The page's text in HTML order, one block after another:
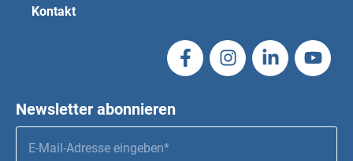
Kontakt
Newsletter abonnieren